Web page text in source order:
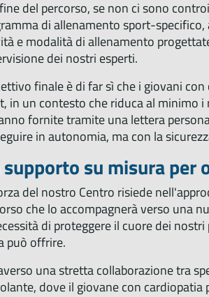
del percorso, se non ci sono
di allenamento sport-
e modalità di allenamento
dei nostri esperti.
finale è di far sì che i giovani
in un contesto che riduca al minimo
fornite tramite una lettera
in autonomia, ma con la
supporto su misura per
del nostro Centro risiede
che lo accompagnerà verso una
di proteggere il cuore dei
può offrire.
una stretta collaborazione tra
dove il giovane con